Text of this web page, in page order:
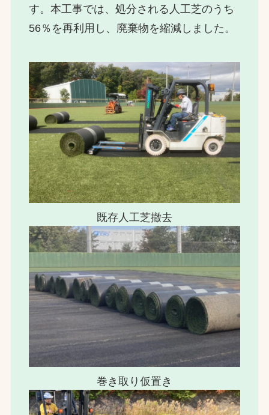
す。本工事では、処分される人工芝のうち
56％を再利用し、廃棄物を縮減しました。
既存人工芝撤去
巻き取り仮置き